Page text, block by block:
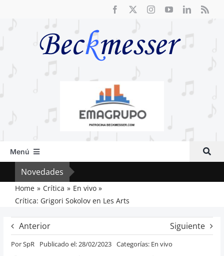
Menú
Inicio
Actual
Artículos
Crítica
Previos de ópera
Novedades
Home Crítica
En vivo
Crítica: Grigori Sokolov en Les Arts
Anterior Siguiente
PorSpR Publicado el: 28/02/2023 Categorías: En vivo